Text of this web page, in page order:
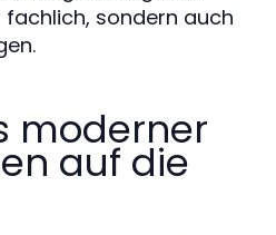
sondern auch
moderner
auf die